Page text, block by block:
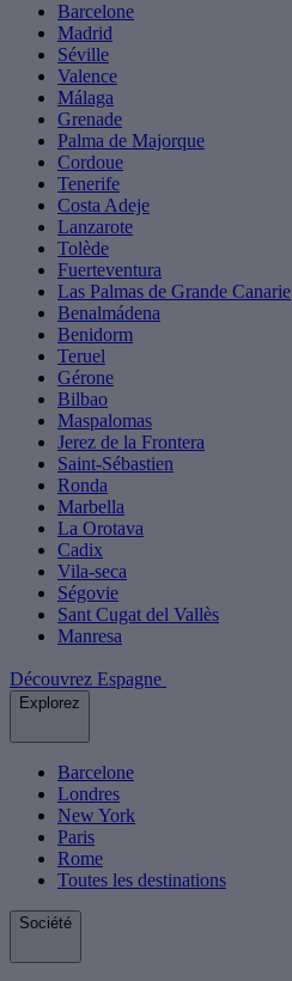
Barcelone
Madrid
Séville
Valence
Málaga
Grenade
Palma de Majorque
Cordoue
Tenerife
Costa Adeje
Lanzarote
Tolède
Fuerteventura
Las Palmas de Grande Canarie
Benalmádena
Benidorm
Teruel
Gérone
Bilbao
Maspalomas
Jerez de la Frontera
Saint-Sébastien
Ronda
Marbella
La Orotava
Cadix
Vila-seca
Ségovie
Sant Cugat del Vallès
Manresa
Découvrez Espagne
Explorez
Barcelone
Londres
New York
Paris
Rome
Toutes les destinations
Société